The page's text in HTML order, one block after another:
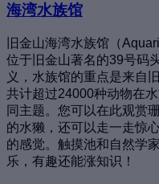
海湾水族馆
旧金山海湾水族馆（
位于旧金山著名的39号码
义，水族馆的重点是来
共计超过24000种动物在
同主题。您可以在此观赏
的水獭，还可以走一走惊
的感觉。触摸池和自然学
乐，有趣还能涨知识！